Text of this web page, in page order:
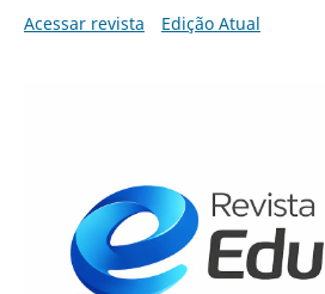
Acessar revista
Edição Atual